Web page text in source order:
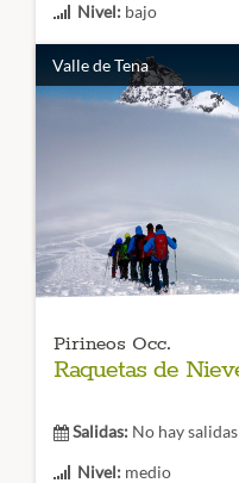
Nivel: bajo
Duración:
Impresionantes
Parque Nacional de
los increíbles paisajes
CÓDIGO VIAJE: 004RES
Valle de Tena
Pirineos Occ.
Raquetas de
Salidas: No hay
Nivel: medio